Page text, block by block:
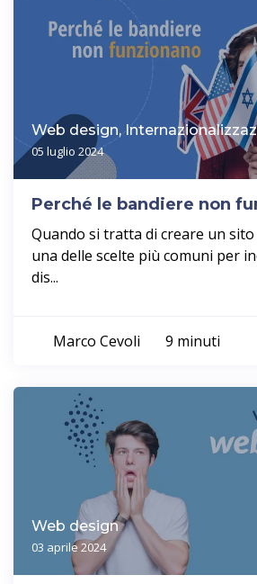
Web design,
05 luglio 2024
Perché le bandiere non
Quando si tratta di creare un
una delle scelte più comuni per
dis...
Marco Cevoli 9 minuti
Web design
03 aprile 2024